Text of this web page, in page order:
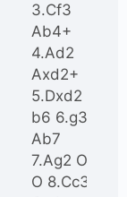
3.Cf3
Ab4+
4.Ad2
Axd2+
5.Dxd2
b6 6.g3
Ab7
7.Ag2 O-
O 8.Cc3